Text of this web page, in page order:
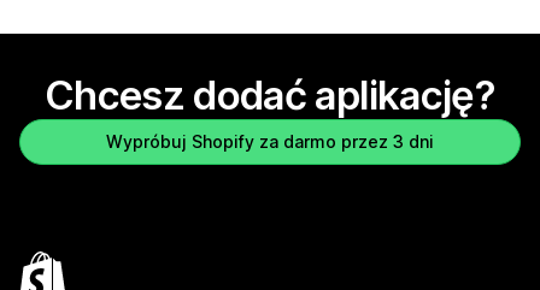
Chcesz dodać aplikację?
Wypróbuj Shopify za darmo przez 3 dni